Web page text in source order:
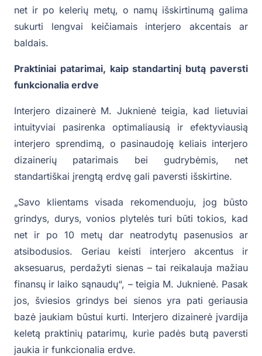
net ir po kelerių metų, o namų išskirtinumą galima
sukurti lengvai keičiamais interjero akcentais ar
baldais.
Praktiniai patarimai, kaip standartinį butą paversti
funkcionalia erdve
Interjero dizainerė M. Juknienė teigia, kad lietuviai
intuityviai pasirenka optimaliausią ir efektyviausią
interjero sprendimą, o pasinaudoję keliais interjero
dizainerių patarimais bei gudrybėmis, net
standartiškai įrengtą erdvę gali paversti išskirtine.
„Savo klientams visada rekomenduoju, jog būsto
grindys, durys, vonios plytelės turi būti tokios, kad
net ir po 10 metų dar neatrodytų pasenusios ar
atsibodusios. Geriau keisti interjero akcentus ir
aksesuarus, perdažyti sienas – tai reikalauja mažiau
finansų ir laiko sąnaudų“, – teigia M. Juknienė. Pasak
jos, šviesios grindys bei sienos yra pati geriausia
bazė jaukiam būstui kurti. Interjero dizainerė įvardija
keletą praktinių patarimų, kurie padės butą paversti
jaukia ir funkcionalia erdve.